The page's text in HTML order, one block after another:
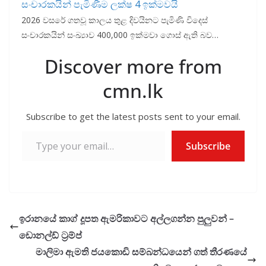
සංචාරකයින් පැමිණීම ලක්ෂ 4 ඉක්මවයි
2026 වසරේ ගතවූ කාලය තුළ දිවයිනට පැමිණි විදෙස්
සංචාරකයින් සංඛ්‍යාව 400,000 ඉක්මවා ගොස් ඇති බව…
Discover more from
cmn.lk
Subscribe to get the latest posts sent to your email.
Subscribe
ඉරානයේ කාග් දූපත ඇමරිකාවට අල්ලගන්න පුලුවන් –
ඩොනල්ඩ් ට්‍රම්ප්
මාලිමා ඇමති ජයකොඩි සම්බන්ධයෙන් ගත් තීරණයේ